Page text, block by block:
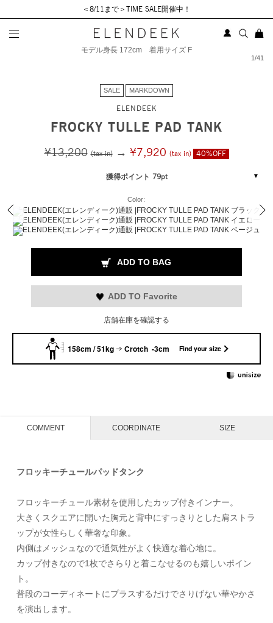
＜8/11まで＞TIME SALE開催中！
1/41
モデル身長 172cm 着用サイズ F
SALE MARKDOWN
ELENDEEK
FROCKY TULLE PAD TANK
¥13,200 (tax in)→ ¥7,920 (tax in) 40%OFF
獲得ポイント 79pt
Color:
ADD TO BAG
ADD TO Favorite
店舗在庫を確認する
158cm / 51kg Crotch -3cm Find your size
COMMENT COORDINATE SIZE
フロッキーチュールパッドタンク
フロッキーチュール素材を使用したカップ付きインナー。
大きくスクエアに開いた胸元と背中にすっきりとした肩ストラ
ップが女性らしく華奢な印象。
内側はメッシュなので通気性がよく快適な着心地に。
カップ付きなので1枚でさらりと着こなせるのも嬉しいポイン
ト。
普段のコーディネートにプラスするだけでさりげない華やかさ
を演出します。